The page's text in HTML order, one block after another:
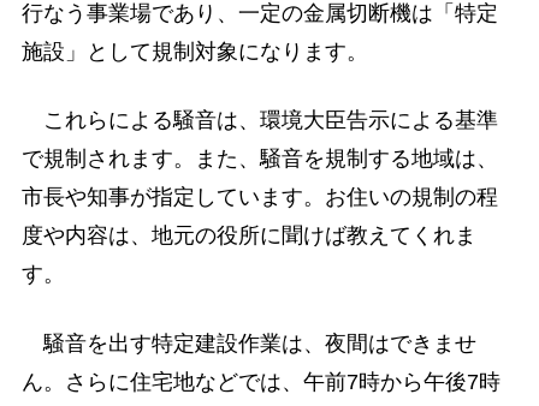
行なう事業場であり、一定の金属切断機は「特定
施設」として規制対象になります。
これらによる騒音は、環境大臣告示による基準
で規制されます。また、騒音を規制する地域は、
市長や知事が指定しています。お住いの規制の程
度や内容は、地元の役所に聞けば教えてくれま
す。
騒音を出す特定建設作業は、夜間はできませ
ん。さらに住宅地などでは、午前7時から午後7時